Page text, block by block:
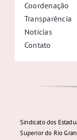
Coordenação
Transparência
Notícias
Contato
Sindicato dos
Superior do Rio